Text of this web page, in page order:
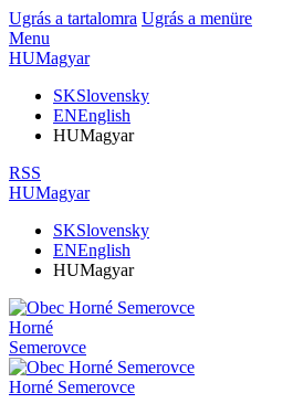
Ugrás a tartalomra Ugrás a menüre
Menu
HUMagyar
SKSlovensky
ENEnglish
HUMagyar
RSS
HUMagyar
SKSlovensky
ENEnglish
HUMagyar
Horné
Semerovce
Horné Semerovce